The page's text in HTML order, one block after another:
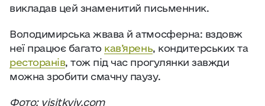
викладав цей знаменитий письменник.
Володимирська жвава й атмосферна: вздовж
неї працює багато кав’ярень, кондитерських та
ресторанів, тож під час прогулянки завжди
можна зробити смачну паузу.
Фото: visitkyiv.com